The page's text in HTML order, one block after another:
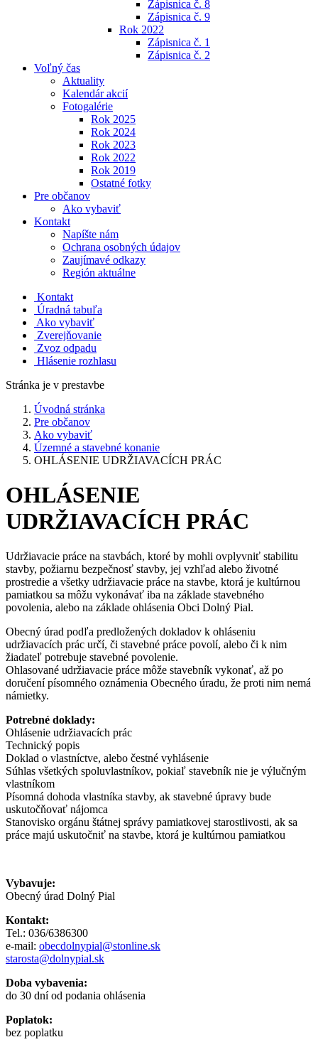
Zápisnica č. 8
Zápisnica č. 9
Rok 2022
Zápisnica č. 1
Zápisnica č. 2
Voľný čas
Aktuality
Kalendár akcií
Fotogalérie
Rok 2025
Rok 2024
Rok 2023
Rok 2022
Rok 2019
Ostatné fotky
Pre občanov
Ako vybaviť
Kontakt
Napíšte nám
Ochrana osobných údajov
Zaujímavé odkazy
Región aktuálne
Kontakt
Úradná tabuľa
Ako vybaviť
Zverejňovanie
Zvoz odpadu
Hlásenie rozhlasu
Stránka je v prestavbe
Úvodná stránka
Pre občanov
Ako vybaviť
Územné a stavebné konanie
OHLÁSENIE UDRŽIAVACÍCH PRÁC
OHLÁSENIE
UDRŽIAVACÍCH PRÁC
Udržiavacie práce na stavbách, ktoré by mohli ovplyvniť stabilitu
stavby, požiarnu bezpečnosť stavby, jej vzhľad alebo životné
prostredie a všetky udržiavacie práce na stavbe, ktorá je kultúrnou
pamiatkou sa môžu vykonávať iba na základe stavebného
povolenia, alebo na základe ohlásenia Obci Dolný Pial.
Obecný úrad podľa predložených dokladov k ohláseniu
udržiavacích prác určí, či stavebné práce povolí, alebo či k nim
žiadateľ potrebuje stavebné povolenie.
Ohlasované udržiavacie práce môže stavebník vykonať, až po
doručení písomného oznámenia Obecného úradu, že proti nim nemá
námietky.
Potrebné doklady:
Ohlásenie udržiavacích prác
Technický popis
Doklad o vlastníctve, alebo čestné vyhlásenie
Súhlas všetkých spoluvlastníkov, pokiaľ stavebník nie je výlučným
vlastníkom
Písomná dohoda vlastníka stavby, ak stavebné úpravy bude
uskutočňovať nájomca
Stanovisko orgánu štátnej správy pamiatkovej starostlivosti, ak sa
práce majú uskutočniť na stavbe, ktorá je kultúrnou pamiatkou
Vybavuje:
Obecný úrad Dolný Pial
Kontakt:
Tel.: 036/6386300
e-mail: obecdolnypial@stonline.sk
starosta@dolnypial.sk
Doba vybavenia:
do 30 dní od podania ohlásenia
Poplatok:
bez poplatku